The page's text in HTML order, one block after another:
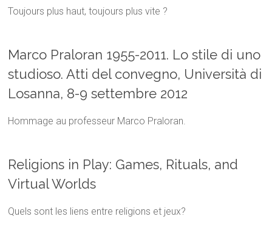
Toujours plus haut, toujours plus vite ?
Marco Praloran 1955-2011. Lo stile di uno
studioso. Atti del convegno, Università di
Losanna, 8-9 settembre 2012
Hommage au professeur Marco Praloran.
Religions in Play: Games, Rituals, and
Virtual Worlds
Quels sont les liens entre religions et jeux?